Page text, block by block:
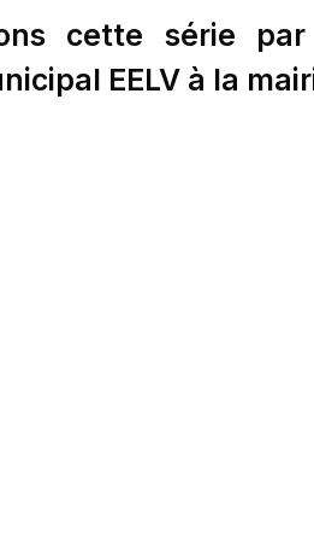
cette série par
EELV à la